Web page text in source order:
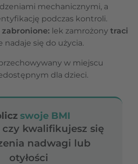
mechanicznymi, a
podczas kontroli.
lek zamrożony traci
nadaje się do użycia.
w miejscu
dla dzieci.
swoje BMI
czy kwalifikujesz się
nadwagi lub
otyłości